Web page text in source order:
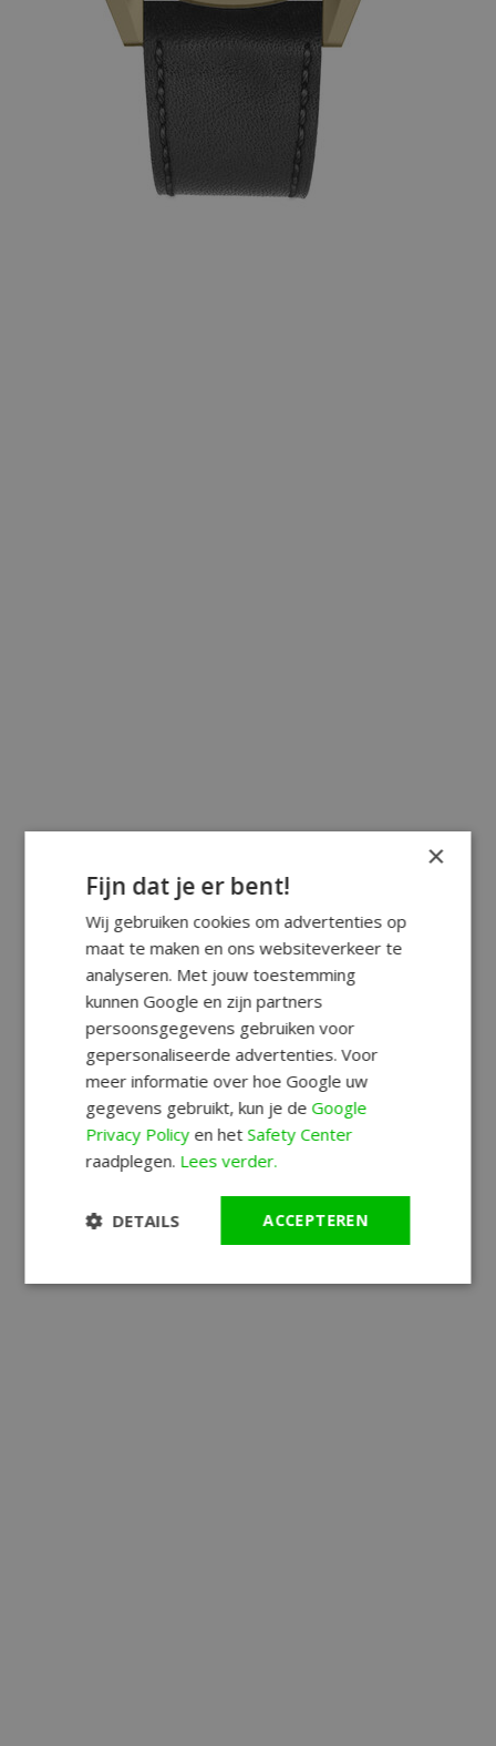
×
Fijn dat je er bent!
Wij gebruiken cookies om advertenties op
maat te maken en ons websiteverkeer te
analyseren. Met jouw toestemming
kunnen Google en zijn partners
persoonsgegevens gebruiken voor
gepersonaliseerde advertenties. Voor
meer informatie over hoe Google uw
gegevens gebruikt, kun je deGoogle
Privacy Policyen hetSafety Center
raadplegen. Lees verder.
ACCEPTEREN
DETAILS